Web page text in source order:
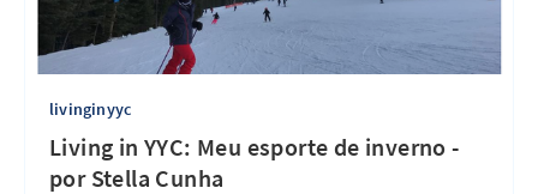
livinginyyc
Living in YYC: Meu esporte de inverno -
por Stella Cunha